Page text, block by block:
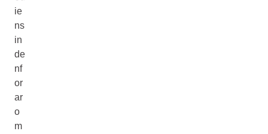
ie
ns
in
de
nf
or
ar
o
m